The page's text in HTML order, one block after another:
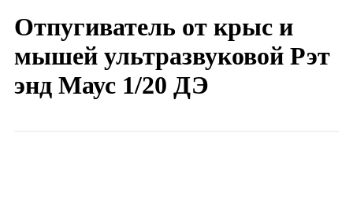
Отпугиватель от крыс и
мышей ультразвуковой Рэт
энд Маус 1/20 ДЭ